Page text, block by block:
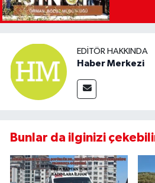
EDITÖR HAKKINDA
Haber Merkezi
Bunlar da ilginizi